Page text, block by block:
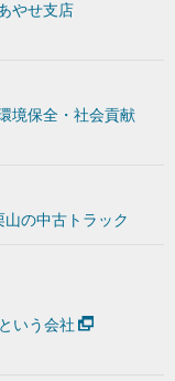
やせ支店
境保全・社会貢献
山の中古トラック
いう会社